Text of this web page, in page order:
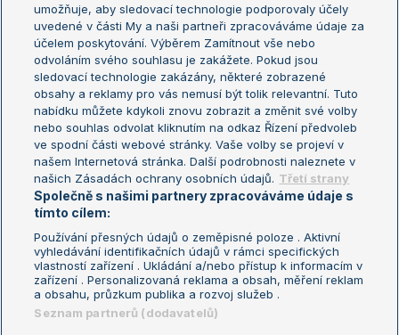
Sázkařský žebříček
Wimbledon
US Open
Turnaj mistrů
Turnaj mistryň
Aktualní trendy
Fotbalové přestupy
Livesport Daily
LS Prague Open
Podmínky užití
Nastavení soukromí
GDPR a žurnalistika
Reklama
Kontakt
Informace o zpracování osobních
údajů
umožňuje, aby sledovací technologie podporovaly účely
uvedené v části My a naši partneři zpracováváme údaje za
účelem poskytování. Výběrem Zamítnout vše nebo
odvoláním svého souhlasu je zakážete. Pokud jsou
sledovací technologie zakázány, některé zobrazené
obsahy a reklamy pro vás nemusí být tolik relevantní. Tuto
nabídku můžete kdykoli znovu zobrazit a změnit své volby
nebo souhlas odvolat kliknutím na odkaz Řízení předvoleb
ve spodní části webové stránky. Vaše volby se projeví v
našem Internetová stránka. Další podrobnosti naleznete v
našich Zásadách ochrany osobních údajů. Třetí strany
Společně s našimi partnery zpracováváme údaje s
tímto cílem:
Používání přesných údajů o zeměpisné poloze . Aktivní
vyhledávání identifikačních údajů v rámci specifických
vlastností zařízení . Ukládání a/nebo přístup k informacím v
zařízení . Personalizovaná reklama a obsah, měření reklam
a obsahu, průzkum publika a rozvoj služeb .
Seznam partnerů (dodavatelů)